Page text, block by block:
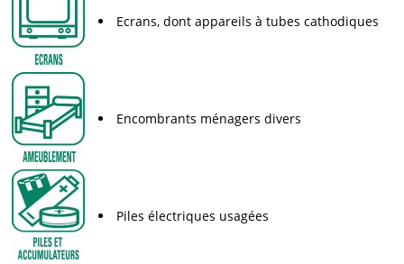
Ecrans, dont appareils à tubes cathodiques
Encombrants ménagers divers
Piles électriques usagées